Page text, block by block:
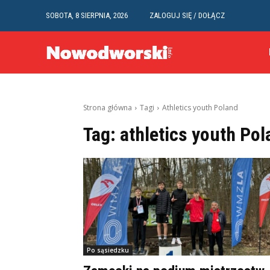
SOBOTA, 8 SIERPNIA, 2026 ZALOGUJ SIĘ / DOŁĄCZ
Strona główna Tagi Athletics youth Poland
Tag: athletics youth
Po sąsiedzku